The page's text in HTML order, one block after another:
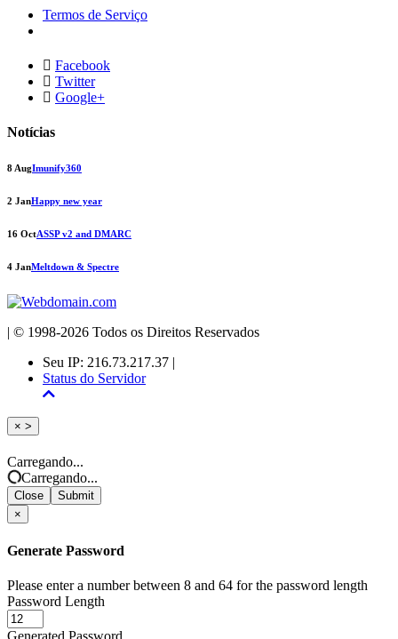
Termos de Serviço
Facebook
Twitter
Google+
Notícias
8 AugImunify360
2 JanHappy new year
16 OctASSP v2 and DMARC
4 JanMeltdown & Spectre
| © 1998-2026 Todos os Direitos Reservados
Seu IP: 216.73.217.37 |
Status do Servidor
× Close
>
Carregando...
Carregando...
Close
Submit
×
Generate Password
Please enter a number between 8 and 64 for the password length
Password Length
Generated Password